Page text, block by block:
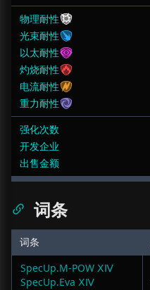
物理耐性
光束耐性
以太耐性
灼烧耐性
电流耐性
重力耐性
强化次数
开发企业
出售金额
词条
词条
SpecUp.M-POW ⅩⅣ
SpecUp.Eva ⅩⅣ